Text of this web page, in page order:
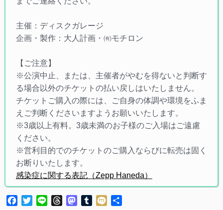
主催：ディスクガレージ
企画・製作：大人計画・㈲モチロン
【ご注意】
※公演中止、または、主催者がやむを得ないと判断す
る場合以外のチケットの払い戻しはいたしません。
チケットご購入の際には、ご自身の体調や環境をふま
えご判断くださいますようお願いいたします。
※3歳以上有料。3歳未満のお子様のご入場はご遠慮
ください。
※営利目的でのチケットのご購入ならびに転売は固く
お断りいたします。
感染症に関する表記（Zepp Haneda）
Facebook
TwitterLine ThreadsMastodon
Tumblr
Mixi